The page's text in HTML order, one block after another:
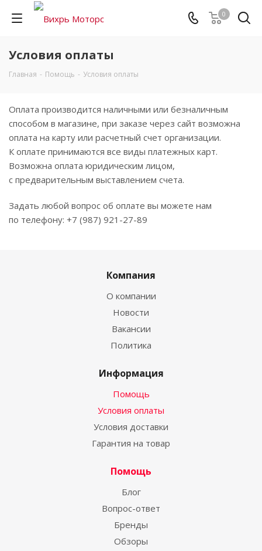
0
Условия оплаты
Главная - Помощь - Условия оплаты
Оплата производится наличными или безналичным
способом в магазине, при заказе через сайт возможна
оплата на карту или расчетный счет организации.
К оплате принимаются все виды платежных карт.
Возможна оплата юридическим лицом,
с предварительным выставлением счета.
Задать любой вопрос об оплате вы можете нам
по телефону: +7 (987) 921-27-89
Компания
О компании
Новости
Вакансии
Политика
Информация
Помощь
Условия оплаты
Условия доставки
Гарантия на товар
Помощь
Блог
Вопрос-ответ
Бренды
Обзоры